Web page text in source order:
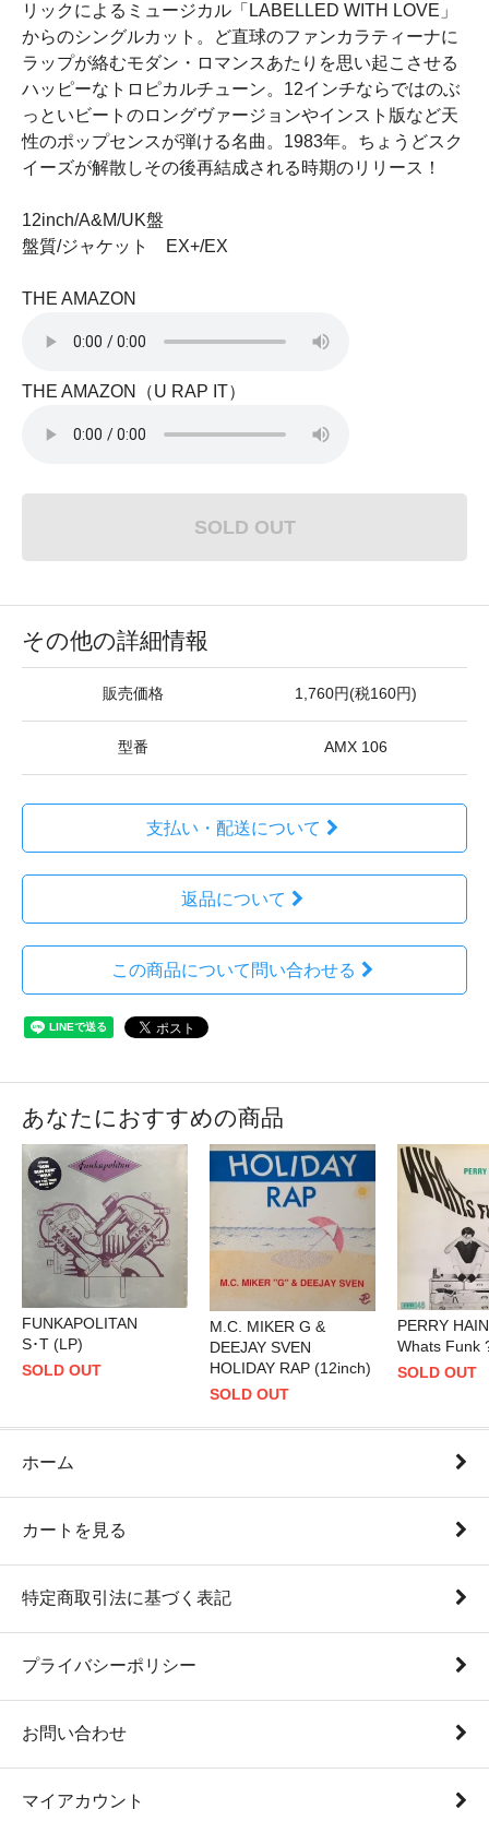
リックによるミュージカル「LABELLED WITH LOVE」
からのシングルカット。ど直球のファンカラティーナに
ラップが絡むモダン・ロマンスあたりを思い起こさせる
ハッピーなトロピカルチューン。12インチならではのぶ
っといビートのロングヴァージョンやインスト版など天
性のポップセンスが弾ける名曲。1983年。ちょうどスク
イーズが解散しその後再結成される時期のリリース！
12inch/A&M/UK盤
盤質/ジャケット EX+/EX
THE AMAZON
THE AMAZON（U RAP IT）
SOLD OUT
その他の詳細情報
販売価格 1,760円(税160円)
型番 AMX 106
支払い・配送について
返品について
この商品について問い合わせる
あなたにおすすめの商品
FUNKAPOLITAN
S･T (LP)
SOLD OUT
M.C. MIKER G &
DEEJAY SVEN
HOLIDAY RAP (12inch)
SOLD OUT
PERRY
Whats Funk
SOLD OUT
ホーム
カートを見る
特定商取引法に基づく表記
プライバシーポリシー
お問い合わせ
マイアカウント